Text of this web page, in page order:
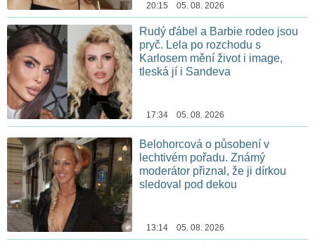
20:15 05. 08. 2026
Rudý ďábel a Barbie rodeo jsou
pryč. Lela po rozchodu s
Karlosem mění život i image,
tleská jí i Sandeva
17:34 05. 08. 2026
Belohorcová o působení v
lechtivém pořadu. Známý
moderátor přiznal, že ji dírkou
sledoval pod dekou
13:14 05. 08. 2026